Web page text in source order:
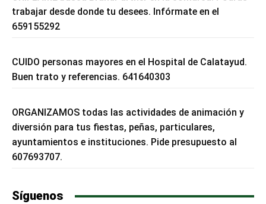
trabajar desde donde tu desees. Infórmate en el
659155292
CUIDO personas mayores en el Hospital de Calatayud.
Buen trato y referencias. 641640303
ORGANIZAMOS todas las actividades de animación y
diversión para tus fiestas, peñas, particulares,
ayuntamientos e instituciones. Pide presupuesto al
607693707.
Síguenos